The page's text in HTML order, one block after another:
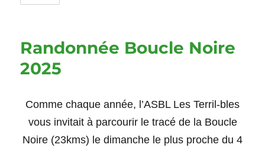
Randonnée Boucle Noire
2025
Comme chaque année, l’ASBL Les Terril-bles
vous invitait à parcourir le tracé de la Boucle
Noire (23kms) le dimanche le plus proche du 4